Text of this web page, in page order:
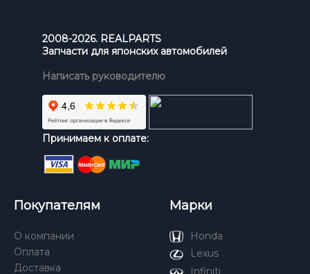
2008-2026. REALPARTS
Запчасти для японских автомобилей
Написать руководителю
Принимаем к оплате:
Покупателям
О компании
Оплата
Доставка
Марки
Honda
Lexus
Infiniti